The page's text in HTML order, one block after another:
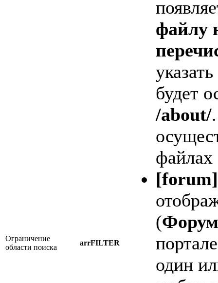
Ограничение
области поиска
arrFILTER
файлу
будет
/about/
(
один